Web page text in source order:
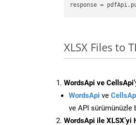
XLSX Files to
WordsApi ve
WordsApi ve
ve API sürümünüzle
WordsApi ile XLSX’yi